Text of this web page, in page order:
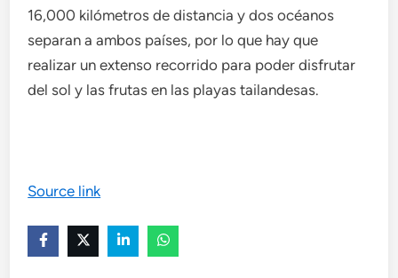
16,000 kilómetros de distancia y dos océanos
separan a ambos países, por lo que hay que
realizar un extenso recorrido para poder disfrutar
del sol y las frutas en las playas tailandesas.
Source link